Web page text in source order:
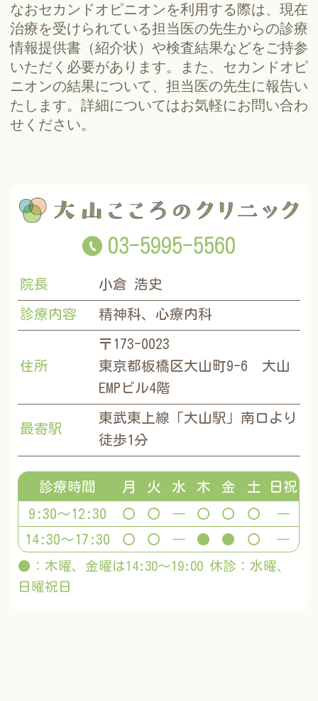
なおセカンドオピニオンを利用する際は、現在
治療を受けられている担当医の先生からの診療
情報提供書（紹介状）や検査結果などをご持参
いただく必要があります。また、セカンドオピ
ニオンの結果について、担当医の先生に報告い
たします。詳細についてはお気軽にお問い合わ
せください。
03-5995-5560
院長 小倉 浩史
診療内容 精神科、心療内科
住所
〒173-0023
東京都板橋区大山町9-6 大山
EMPビル4階
最寄駅
東武東上線「大山駅」南口より
徒歩1分
●：木曜、金曜は14:30～19:00 休診：水曜、
日曜祝日
診療時間 月 火 水 木 金 土
日祝
9:30～12:30
〇 〇 ― 〇 〇 〇
―
14:30～17:30
〇 〇 ― ● ● 〇 ―